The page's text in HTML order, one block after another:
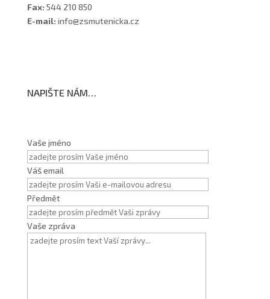
Fax: 544 210 850
E-mail: info@zsmutenicka.cz
NAPIŠTE NÁM…
Vaše jméno
Váš email
Předmět
Vaše zpráva